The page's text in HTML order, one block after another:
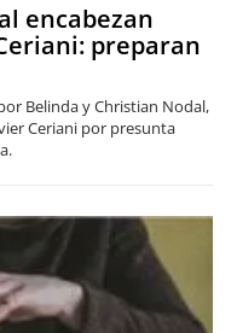
encabezan
preparan
Belinda y Christian Nodal,
Ceriani por presunta